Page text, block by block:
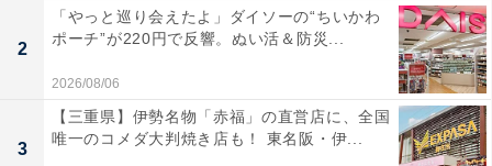
見のすり合わせ、決裁者への根回しとしての打ち合わせ
も、広告マンの大事な仕事です。
ただ、あまり意味のない打ち合わせだったり、先に話を
通すと逆に厄介だったりと、打ち合わせをしない方がい
2
「やっと巡り会えたよ」ダイソーの“ちいかわ
ポーチ”が220円で反響。ぬい活＆防災...
2026/08/06
3
【三重県】伊勢名物「赤福」の直営店に、全国
唯一のコメダ大判焼き店も！ 東名阪・伊...